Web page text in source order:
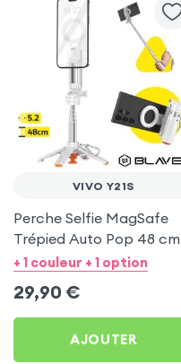
VIVO Y21S
Perche Selfie MagSafe
Trépied Auto Pop 48 cm
Blanc pour Vivo Y21s
+ 1 couleur + 1 option
29,90 €
AJOUTER